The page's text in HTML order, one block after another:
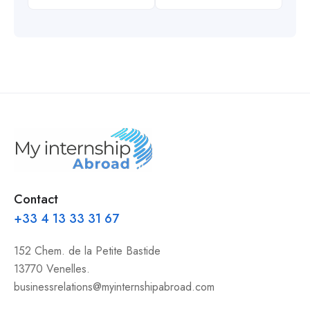
Contact
+33 4 13 33 31 67
152 Chem. de la Petite Bastide
13770 Venelles.
businessrelations@myinternshipabroad.com